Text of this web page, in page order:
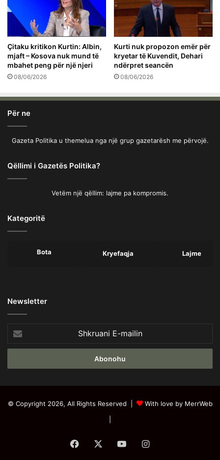
Çitaku kritikon Kurtin: Albin,
mjaft – Kosova nuk mund të
mbahet peng për një njeri
08/06/2026
Kurti nuk propozon emër për
kryetar të Kuvendit, Dehari
ndërpret seancën
08/06/2026
Për ne
Gazeta Politika u themelua nga një grup gazetarësh me përvojë.
Qëllimi i Gazetës Politika?
Vetëm një qëllim: lajme pa kompromis.
Kategoritë
Bota Kryefaqja Lajme
Newsletter
E-
mailin
© Copyright 2026, All Rights Reserved |
With love by MerrWeb
Facebook YouTubeInstagram